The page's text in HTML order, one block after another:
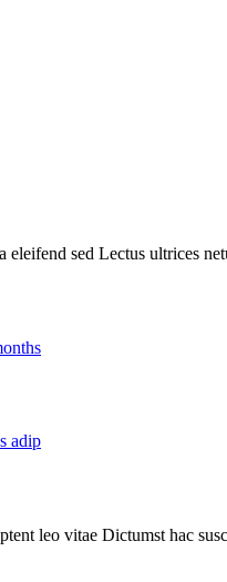
eleifend sed Lectus ultrices
adip
leo vitae Dictumst hac